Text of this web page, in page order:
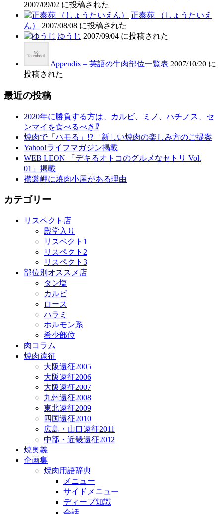
2007/09/02 に投稿された
正泰苑 （しょうたいえ
ん）
2007/08/08 に投稿された
ゆうじ 2007/09/04 に投稿された
Appendix – 英語の牛肉部位一覧表 2007/10/20 に
投稿された
最近の投稿
2020年に勝負する方は、カルビ、ミノ、ハチノス、セ
ンマイを食べるべき⁉︎
焼肉で「ハモる」!? 新しい焼肉の楽しみ方のご提案
Yahoo!ライフマガジン掲載
WEB LEON 「デキるオトコのグルメなセトリ Vol.
01」掲載
襟裳岬に焼肉小屋がある理由
カテゴリー
リスペクト店
殿堂入り
リスペクト1
リスペクト2
リスペクト3
部位別オススメ店
タン塩
カルビ
ロース
ハラミ
ホルモン系
希少部位
肉コラム
焼肉遠征
大阪遠征2005
大阪遠征2006
大阪遠征2007
九州遠征2008
東北遠征2009
四国遠征2010
広島・山口遠征2011
中部・近畿遠征2012
焼奥義
企画集
焼肉用語辞典
メニュー
サイドメニュー
ディープ知識
会話